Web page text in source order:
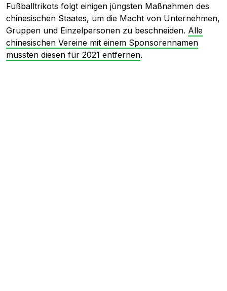
Fußballtrikots folgt einigen jüngsten Maßnahmen des
chinesischen Staates, um die Macht von Unternehmen,
Gruppen und Einzelpersonen zu beschneiden. Alle
chinesischen Vereine mit einem Sponsorennamen
mussten diesen für 2021 entfernen.